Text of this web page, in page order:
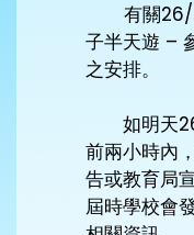
有關26/4
子半天遊 –
之安排。
如明天
前兩小時內
告或教育局
屆時學校會